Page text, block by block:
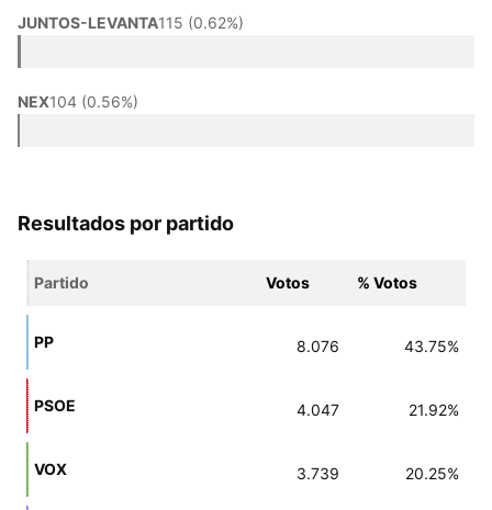
JUNTOS-LEVANTA115 (0.62%)
NEX104 (0.56%)
Resultados por partido
Partido Votos % Votos
PP 8.076 43.75%
PSOE 4.047 21.92%
VOX 3.739 20.25%